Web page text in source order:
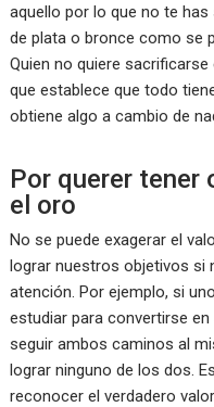
aquello por lo que no te
de plata o bronce como se
Quien no quiere
que establece que todo
obtiene algo a cambio de
Por querer tener
el oro
No se puede exagerar el
lograr nuestros objetivos si
atención. Por ejemplo, si
estudiar para convertirse
seguir ambos caminos al
lograr ninguno de los dos.
reconocer el verdadero